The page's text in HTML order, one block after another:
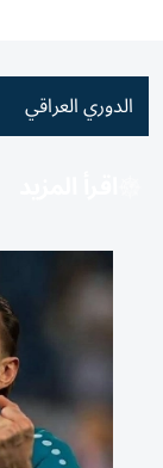
الدوري العراقي